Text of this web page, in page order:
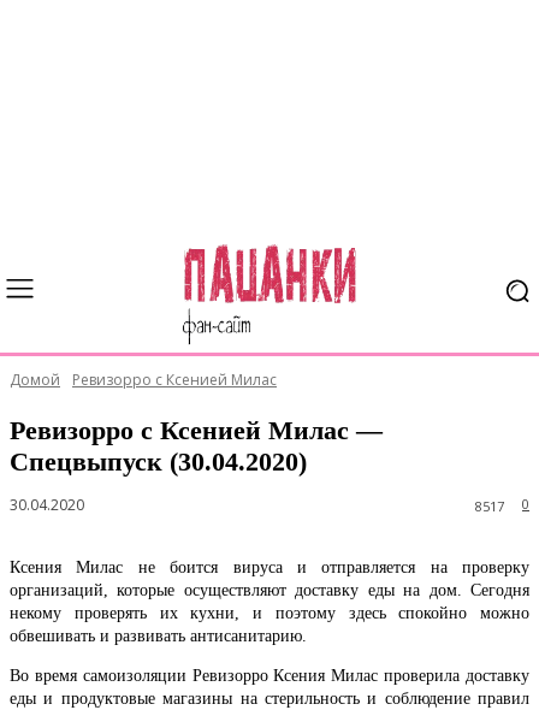
Домой Ревизорро с Ксенией Милас
Ревизорро с Ксенией Милас —
Спецвыпуск (30.04.2020)
30.04.2020 0
8517
Ксения Милас не боится вируса и отправляется на проверку
организаций, которые осуществляют доставку еды на дом. Сегодня
некому проверять их кухни, и поэтому здесь спокойно можно
обвешивать и развивать антисанитарию.
Во время самоизоляции Ревизорро Ксения Милас проверила доставку
еды и продуктовые магазины на стерильность и соблюдение правил